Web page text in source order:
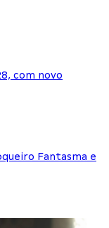
com novo
Fantasma e